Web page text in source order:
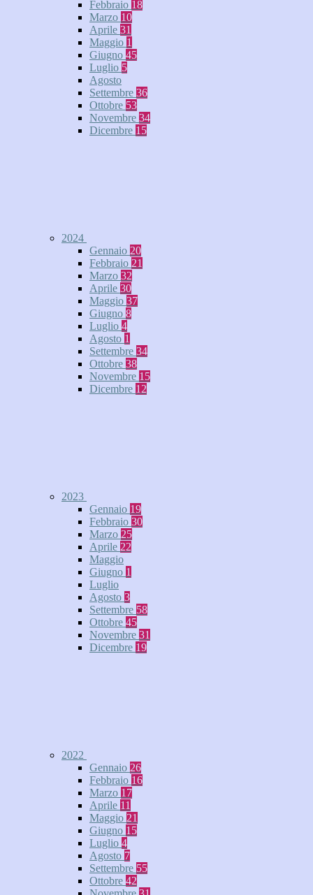
Febbraio 18
Marzo 10
Aprile 31
Maggio 1
Giugno 45
Luglio 5
Agosto
Settembre 36
Ottobre 53
Novembre 34
Dicembre 15
2024
Gennaio 20
Febbraio 21
Marzo 32
Aprile 30
Maggio 37
Giugno 8
Luglio 4
Agosto 1
Settembre 34
Ottobre 38
Novembre 15
Dicembre 12
2023
Gennaio 19
Febbraio 30
Marzo 25
Aprile 22
Maggio
Giugno 1
Luglio
Agosto 3
Settembre 58
Ottobre 45
Novembre 31
Dicembre 19
2022
Gennaio 26
Febbraio 16
Marzo 17
Aprile 11
Maggio 21
Giugno 15
Luglio 4
Agosto 7
Settembre 55
Ottobre 42